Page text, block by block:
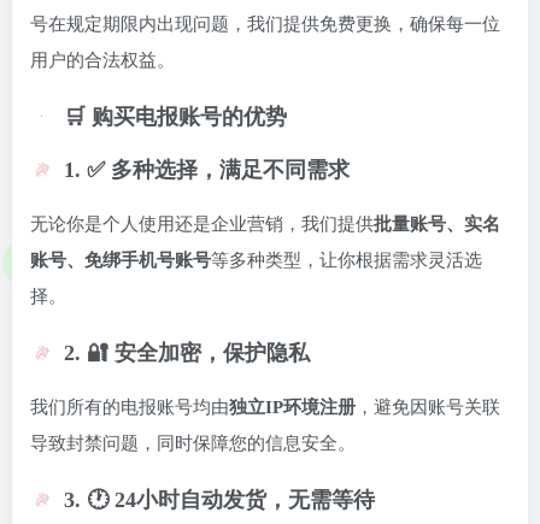
号在规定期限内出现问题，我们提供免费更换，确保每一位
用户的合法权益。
🛒 购买电报账号的优势
1. ✅ 多种选择，满足不同需求
无论你是个人使用还是企业营销，我们提供批量账号、实名
账号、免绑手机号账号等多种类型，让你根据需求灵活选
择。
2. 🔐 安全加密，保护隐私
我们所有的电报账号均由独立IP环境注册 ，避免因账号关联
导致封禁问题，同时保障您的信息安全。
3. 🕐 24小时自动发货，无需等待